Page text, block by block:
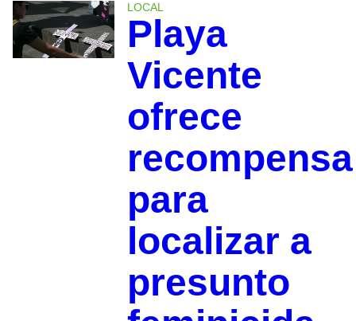
LOCAL
Playa
Vicente
ofrece
recompensa
para
localizar a
presunto